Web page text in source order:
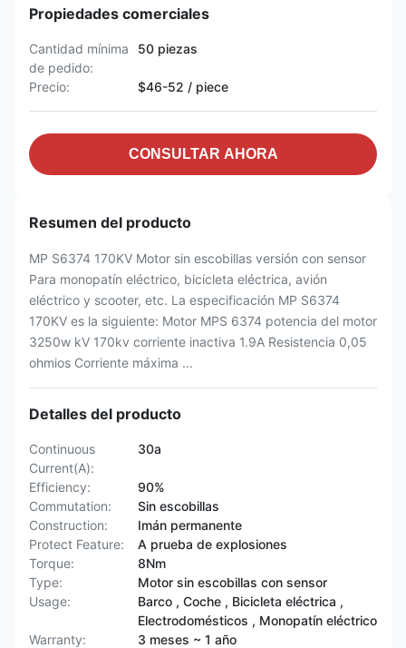
Propiedades comerciales
Cantidad mínima
de pedido:
50 piezas
Precio: $46-52 / piece
CONSULTAR AHORA
Resumen del producto
MP S6374 170KV Motor sin escobillas versión con sensor
Para monopatín eléctrico, bicicleta eléctrica, avión
eléctrico y scooter, etc. La especificación MP S6374
170KV es la siguiente: Motor MPS 6374 potencia del motor
3250w kV 170kv corriente inactiva 1.9A Resistencia 0,05
ohmios Corriente máxima ...
Detalles del producto
Continuous
Current(A):
30a
Efficiency:
90%
Commutation:
Sin escobillas
Construction:
Imán permanente
Protect Feature:
A prueba de explosiones
Torque:
8Nm
Type:
Motor sin escobillas con sensor
Usage:
Barco , Coche , Bicicleta eléctrica ,
Electrodomésticos , Monopatín eléctrico
Warranty:
3 meses ~ 1 año